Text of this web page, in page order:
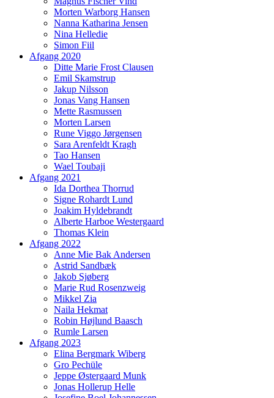
Morten Warborg Hansen
Nanna Katharina Jensen
Nina Helledie
Simon Fiil
Afgang 2020
Ditte Marie Frost Clausen
Emil Skamstrup
Jakup Nilsson
Jonas Vang Hansen
Mette Rasmussen
Morten Larsen
Rune Viggo Jørgensen
Sara Arenfeldt Kragh
Tao Hansen
Wael Toubaji
Afgang 2021
Ida Dorthea Thorrud
Signe Rohardt Lund
Joakim Hyldebrandt
Alberte Harboe Westergaard
Thomas Klein
Afgang 2022
Anne Mie Bak Andersen
Astrid Sandbæk
Jakob Sjøberg
Marie Rud Rosenzweig
Mikkel Zia
Naila Hekmat
Robin Højlund Baasch
Rumle Larsen
Afgang 2023
Elina Bergmark Wiberg
Gro Pechüle
Jeppe Østergaard Munk
Jonas Hollerup Helle